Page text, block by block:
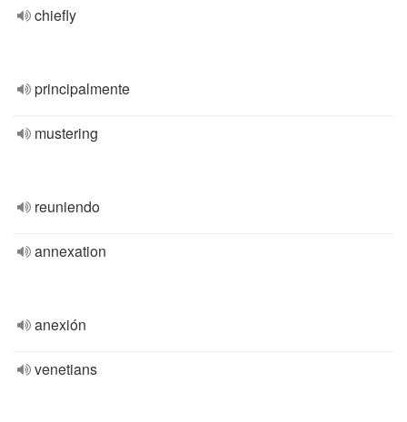
chiefly
principalmente
mustering
reuniendo
annexation
anexión
venetians